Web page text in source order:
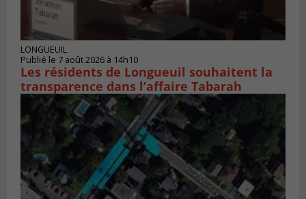
LONGUEUIL
Publié le 7 août 2026 à 14h10
Les résidents de Longueuil souhaitent la
transparence dans l’affaire Tabarah